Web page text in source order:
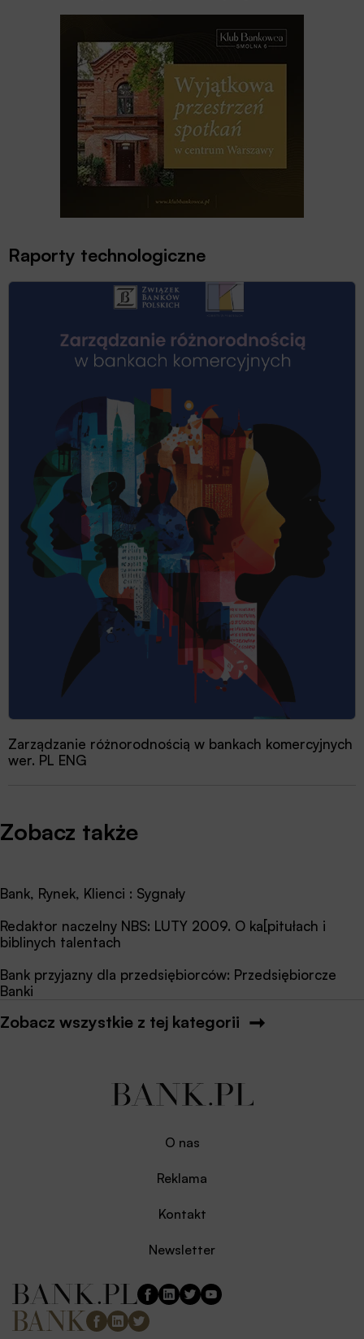
Raporty technologiczne
Zarządzanie różnorodnością w bankach komercyjnych
wer. PL ENG
Zobacz także
Bank, Rynek, Klienci : Sygnały
Redaktor naczelny NBS: LUTY 2009. O ka[pitułach i
biblinych talentach
Bank przyjazny dla przedsiębiorców: Przedsiębiorcze
Banki
Zobacz wszystkie z tej kategorii
O nas
Reklama
Kontakt
Newsletter